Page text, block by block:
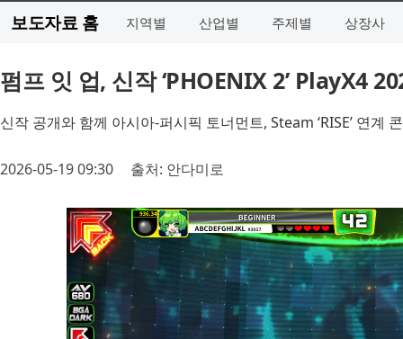
보도자료 홈 지역별 산업별 주제별 상장사
펌프 잇 업, 신작 ‘PHOENIX 2’ PlayX4
신작 공개와 함께 아시아-퍼시픽 토너먼트, Steam ‘RISE’ 연계
2026-05-19 09:30 출처: 안다미로